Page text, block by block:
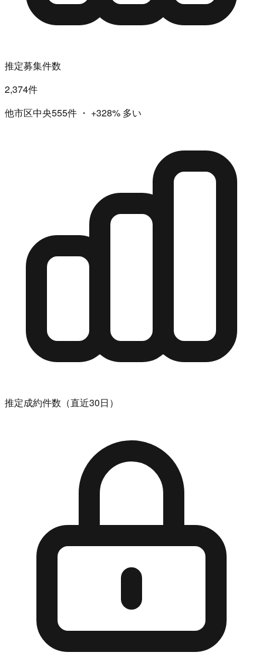
推定募集件数
2,374件
他市区中央555件 ・ +328% 多い
推定成約件数（直近30日）